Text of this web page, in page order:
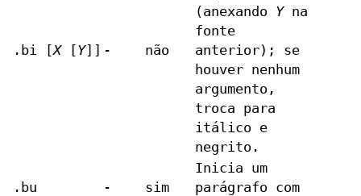
.bi [X[Y]] - não
(anexando Yna
fonte
anterior); se
houver nenhum
argumento,
troca para
itálico e
negrito.
.bu - sim
Inicia um
parágrafo com